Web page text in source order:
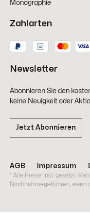
Monographie
Zahlarten
Newsletter
Abonnieren Sie den
keine Neuigkeit oder
Jetzt Abonnieren
AGB Impressum
* Alle Preise inkl. gesetzl.
Nachnahmegebühren, wenn